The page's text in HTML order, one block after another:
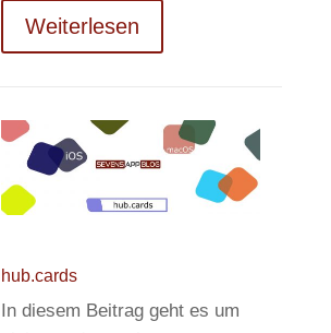
Weiterlesen
hub.cards
In diesem Beitrag geht es um